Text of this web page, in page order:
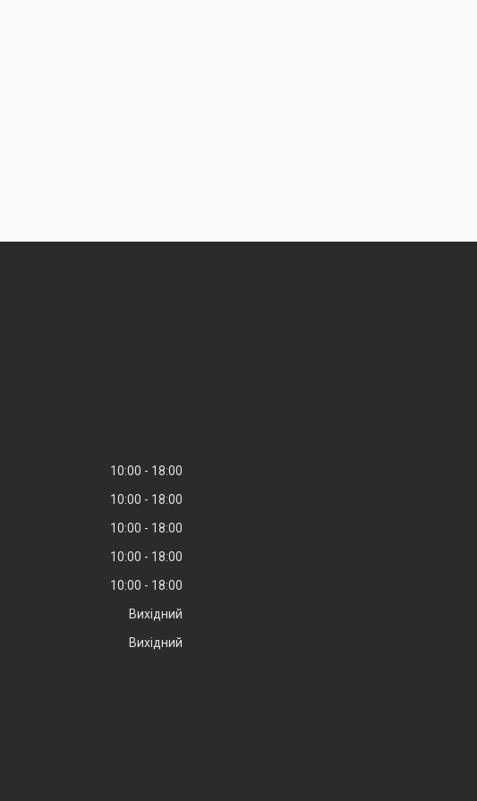
10:00
18:00
10:00
18:00
10:00
18:00
10:00
18:00
10:00
18:00
Вихідний
Вихідний